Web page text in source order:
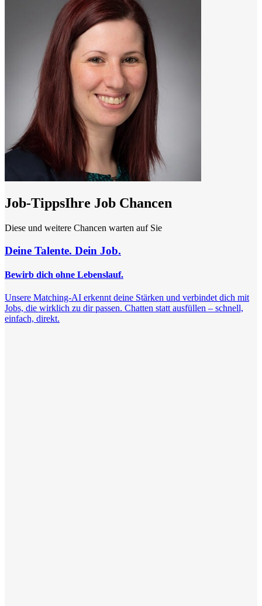
Job-TippsIhre Job Chancen
Diese und weitere Chancen warten auf Sie
Deine Talente. Dein Job.
Bewirb dich ohne Lebenslauf.
Unsere Matching-AI erkennt deine Stärken und verbindet dich mit
Jobs, die wirklich zu dir passen. Chatten statt ausfüllen – schnell,
einfach, direkt.